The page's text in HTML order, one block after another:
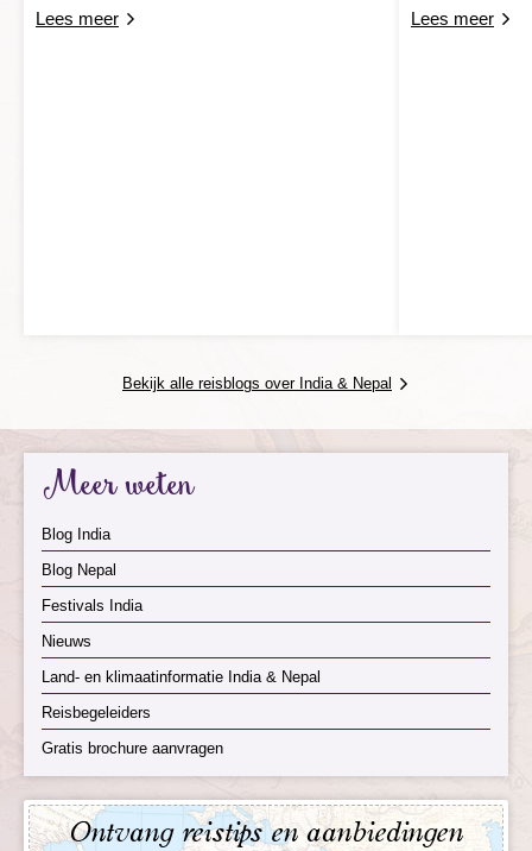
Lees meer Lees meer
Bekijk alle reisblogs over India & Nepal
Meer weten
Blog India
Blog Nepal
Festivals India
Nieuws
Land- en klimaatinformatie India & Nepal
Reisbegeleiders
Gratis brochure aanvragen
Ontvang reistips en aanbiedingen